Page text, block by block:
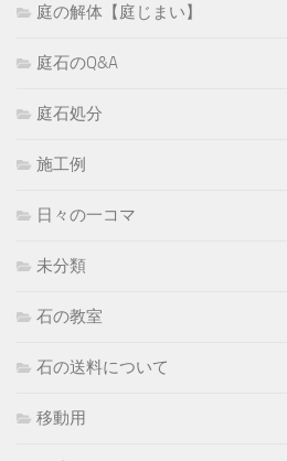
庭の解体【庭じまい】
庭石のQ&A
庭石処分
施工例
日々の一コマ
未分類
石の教室
石の送料について
移動用